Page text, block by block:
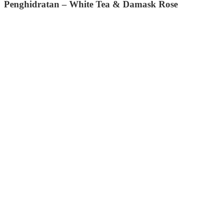
Penghidratan – White Tea & Damask Rose